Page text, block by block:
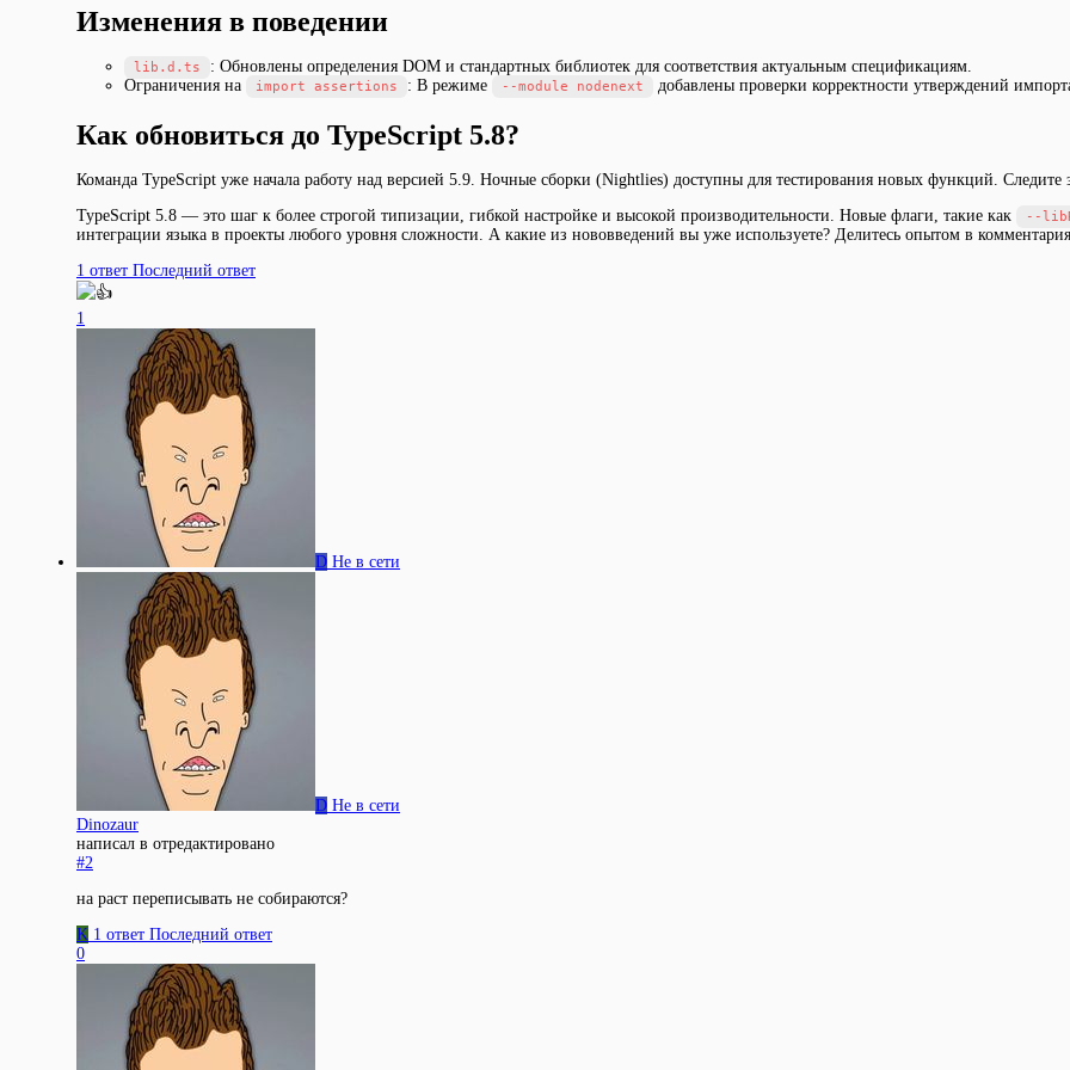
Изменения в поведении
lib.d.ts
: Обновлены определения DOM и стандартных библиотек для соответствия актуальным спецификациям.
Ограничения на
import assertions : В режиме --module nodenext добавлены проверки корректности утверждений
Как обновиться до TypeScript 5.8?
Команда TypeScript уже начала работу над версией 5.9. Ночные сборки (Nightlies) доступны для тестирования новых функций. Следите
TypeScript 5.8 — это шаг к более строгой типизации, гибкой настройке и высокой производительности. Новые флаги, такие как
--
интеграции языка в проекты любого уровня сложности. А какие из нововведений вы уже используете? Делитесь опытом в
1 ответ Последний ответ
1
D Не в сети
D Не в сети
Dinozaur
написал в отредактировано
#2
на раст переписывать не собираются?
K 1 ответ Последний ответ
0